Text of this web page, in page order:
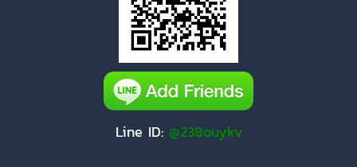
Line ID: @238ouykv